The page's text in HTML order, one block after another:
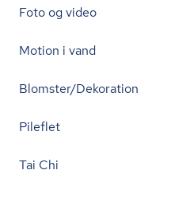
Foto og video
Motion i vand
Blomster/Dekoration
Pileflet
Tai Chi